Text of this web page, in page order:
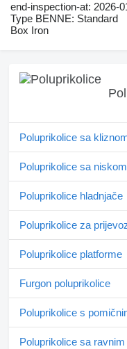
end-inspection-at: 2026-
Type BENNE: Standard
Box Iron
Poluprikolice sa
Poluprikolice sa
Poluprikolice hladnjače
Poluprikolice za
Poluprikolice platforme
Furgon poluprikolice
Poluprikolice s
Poluprikolice sa